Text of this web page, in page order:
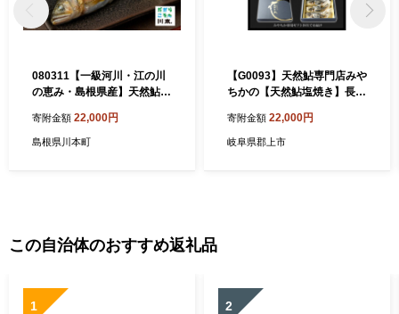
080311【一級河川・江の川
の恵み・島根県産】天然鮎約
寄附金額 22,000円
島根県川本町
【G0093】天然鮎専門店みや
ちかの【天然鮎塩焼き】長良
寄附金額 22,000円
岐阜県郡上市
この自治体のおすすめ返礼品
1 2